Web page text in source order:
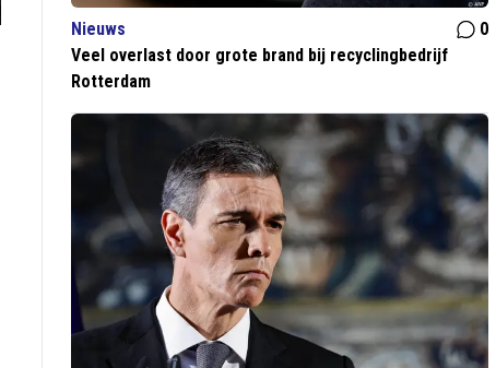
Nieuws
0
Veel overlast door grote brand bij recyclingbedrijf
Rotterdam